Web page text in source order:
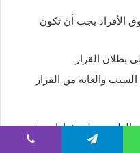
الأفراد يجب أن تكون
بطلان القرار
والغاية من القرار
الطعون على قرارات رفض